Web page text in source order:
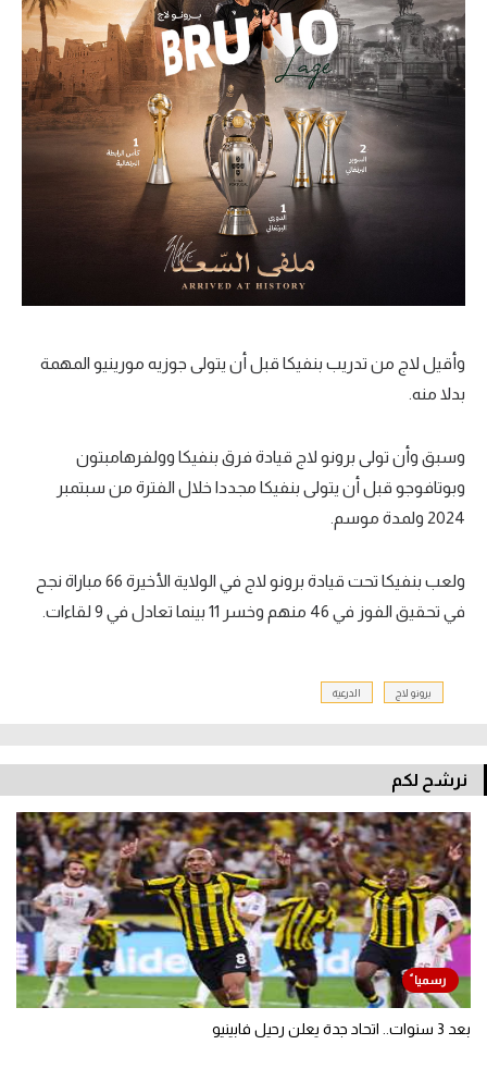
وأقيل لاج من تدريب بنفيكا قبل أن يتولى جوزيه مورينيو المهمة
بدلا منه.
وسبق وأن تولى برونو لاج قيادة فرق بنفيكا وولفرهامبتون
وبوتافوجو قبل أن يتولى بنفيكا مجددا خلال الفترة من سبتمبر
2024 ولمدة موسم.
ولعب بنفيكا تحت قيادة برونو لاج في الولاية الأخيرة 66 مباراة نجح
في تحقيق الفوز في 46 منهم وخسر 11 بينما تعادل في 9 لقاءات.
برونو لاج الدرعية
نرشح لكم
بعد 3 سنوات.. اتحاد جدة يعلن رحيل فابينيو